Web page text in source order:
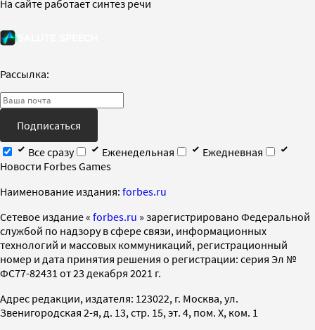
На сайте работает синтез речи
Рассылка:
Подписаться
Все сразу
Еженедельная
Ежедневная
Новости Forbes Games
Наименование издания: forbes.ru
Cетевое издание « forbes.ru » зарегистрировано Федеральной
службой по надзору в сфере связи, информационных
технологий и массовых коммуникаций, регистрационный
номер и дата принятия решения о регистрации: серия Эл №
ФС77-82431 от 23 декабря 2021 г.
Адрес редакции, издателя: 123022, г. Москва, ул.
Звенигородская 2-я, д. 13, стр. 15, эт. 4, пом. X, ком. 1